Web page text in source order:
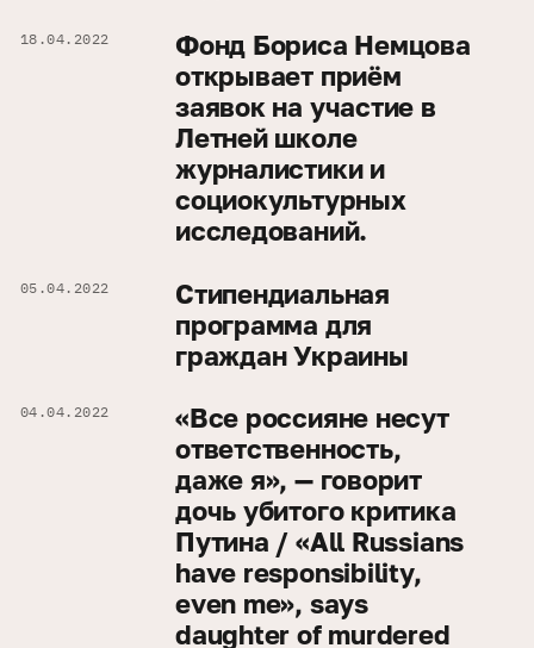
18.04.2022
Фонд Бориса Немцова
открывает приём
заявок на участие в
Летней школе
журналистики и
социокультурных
исследований.
05.04.2022
Стипендиальная
программа для
граждан Украины
04.04.2022
«Все россияне несут
ответственность,
даже я», — говорит
дочь убитого критика
Путина / «All Russians
have responsibility,
even me», says
daughter of murdered